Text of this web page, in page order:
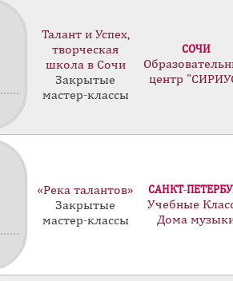
Талант и Успех,
творческая
школа в Сочи
Закрытые
мастер-классы
СОЧИ
центр
«Река талантов»
Закрытые
мастер-классы
САНКТ-
Учебные
Дома